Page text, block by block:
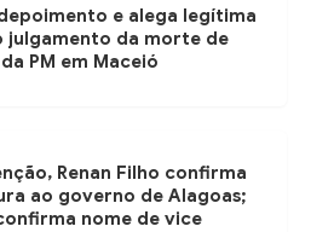
e alega legítima
julgamento da morte de
PM em Maceió
Renan Filho confirma
ao governo de Alagoas;
nome de vice